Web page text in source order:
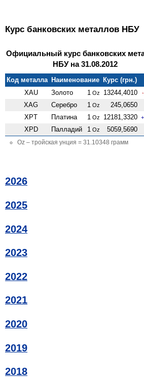
Курс банковских металлов НБУ
Официальный курс банковских
НБУ на 31.08.2012
Код металла Наименование Курс (грн.)
XAU
Золото 1 Oz 13244,4010
XAG Серебро 1 Oz 245,0650
XPT Платина 1 Oz 12181,3320
XPD Палладий 1 Oz 5059,5690
Oz – тройская унция = 31.10348 грамм
2026
2025
2024
2023
2022
2021
2020
2019
2018